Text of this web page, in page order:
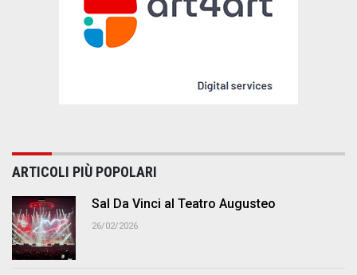
ARTICOLI PIÙ POPOLARI
Sal Da Vinci al Teatro Augusteo
26/02/2026